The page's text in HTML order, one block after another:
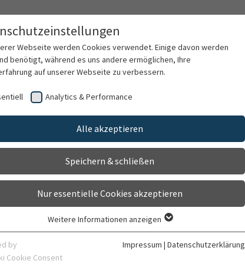
Webseite werden Cookies verwendet. Einige davon werden
benötigt, während es uns andere ermöglichen, Ihre
auf unserer Webseite zu verbessern.
Analytics & Performance
Alle akzeptieren
Speichern & schließen
Nur essentielle Cookies akzeptieren
Cookies werden für grundlegende Funktionen der Webseite
Dadurch ist gewährleistet, dass die Webseite einwandfrei
Weitere Informationen anzeigen
by
Cookie Consent
Impressum | Datenschutzerklärung